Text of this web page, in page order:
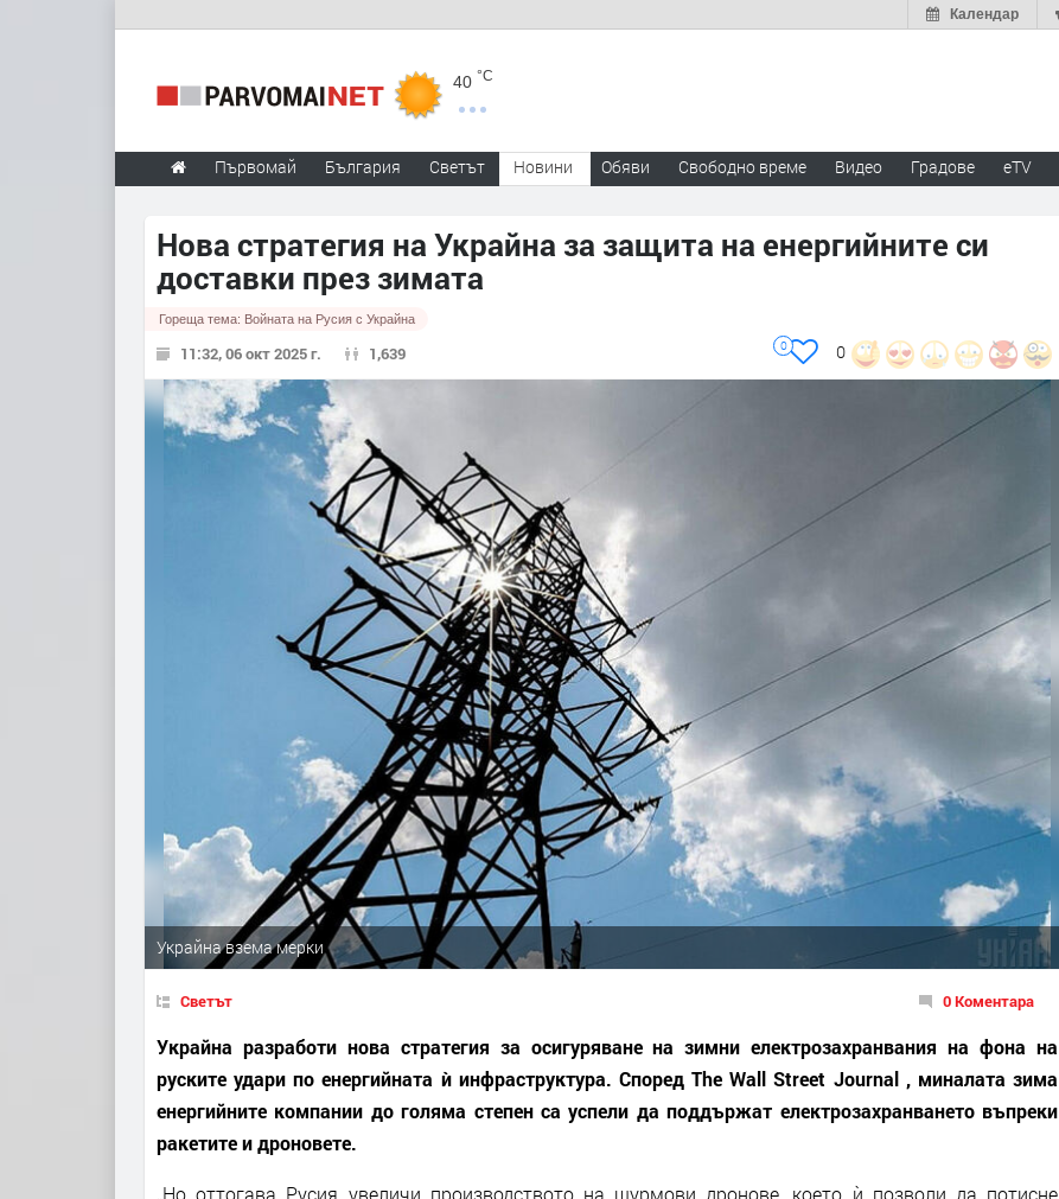
Календар
40 °C
Първомай България Светът Новини Обяви Свободно време Видео Градове eTV
Нова стратегия на Украйна за защита на енергийните си
доставки през зимата
Гореща тема: Войната на Русия с Украйна
11:32, 06 окт 2025 г. 1,639 0
0
Украйна взема мерки
Светът 0 Коментара
Украйна разработи нова стратегия за осигуряване на зимни електрозахранвания на фона на
руските удари по енергийната ѝ инфраструктура. Според The ​​Wall Street Journal , миналата зима
енергийните компании до голяма степен са успели да поддържат електрозахранването въпреки
ракетите и дроновете.